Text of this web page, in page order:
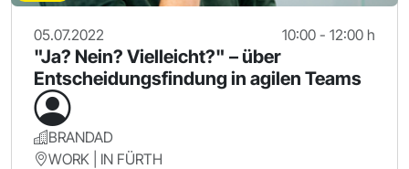
05.07.2022 10:00 - 12:00 h
"Ja? Nein? Vielleicht?" – über
Entscheidungsfindung in agilen Teams
BRANDAD
WORK | IN FÜRTH